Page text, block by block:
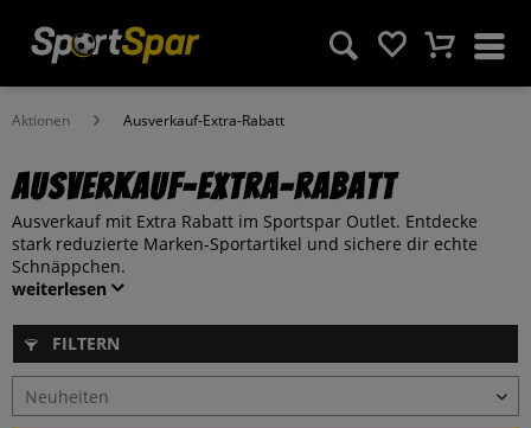
Aktionen Ausverkauf-Extra-Rabatt
Ausverkauf-Extra-Rabatt
Ausverkauf mit Extra Rabatt im Sportspar Outlet. Entdecke
stark reduzierte Marken-Sportartikel und sichere dir echte
Schnäppchen.
weiterlesen
FILTERN